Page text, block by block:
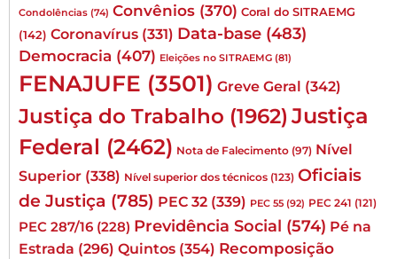
Condolências (74) Convênios (370) Coral do SITRAEMG
(142) Coronavírus (331) Data-base (483)
Democracia (407) Eleições no SITRAEMG (81)
FENAJUFE (3501) Greve Geral (342)
Justiça do Trabalho (1962) Justiça
Federal (2462) Nota de Falecimento (97) Nível
Superior (338) Nível superior dos técnicos (123) Oficiais
de Justiça (785) PEC 32 (339) PEC 55 (92) PEC 241 (121)
PEC 287/16 (228) Previdência Social (574) Pé na
Estrada (296) Quintos (354) Recomposição